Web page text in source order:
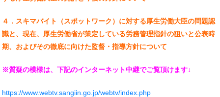
４．スキマバイト（スポットワーク）に対する厚生労働大臣の問題認
識と、現在、厚生労働省が策定している労務管理指針の狙いと公表時
期、およびその徹底に向けた監督・指導方針について
※質疑の模様は、下記のインターネット中継でご覧頂けます↓
https://www.webtv.sangiin.go.jp/webtv/index.php